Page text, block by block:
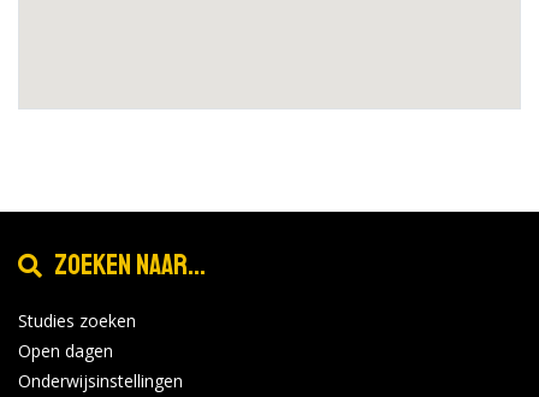
Zoeken naar...
Studies zoeken
Open dagen
Onderwijsinstellingen